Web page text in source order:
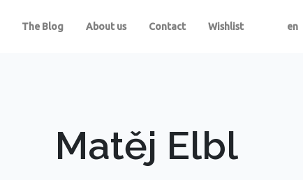
The Blog About us Contact Wishlist en
Matěj Elbl